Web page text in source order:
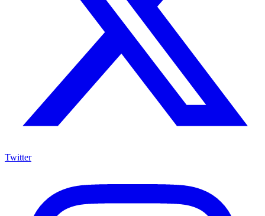
Twitter